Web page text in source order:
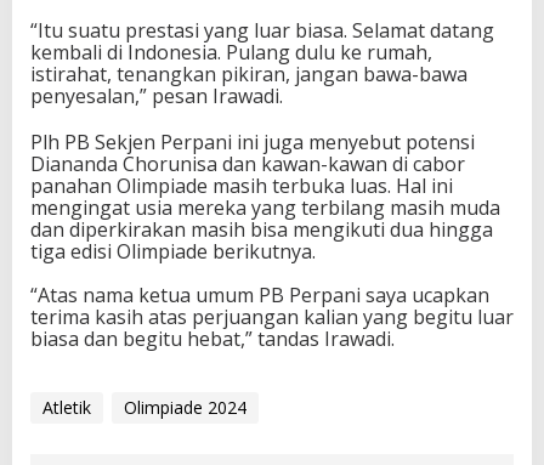
“Itu suatu prestasi yang luar biasa. Selamat datang
kembali di Indonesia. Pulang dulu ke rumah,
istirahat, tenangkan pikiran, jangan bawa-bawa
penyesalan,” pesan Irawadi.
Plh PB Sekjen Perpani ini juga menyebut potensi
Diananda Chorunisa dan kawan-kawan di cabor
panahan Olimpiade masih terbuka luas. Hal ini
mengingat usia mereka yang terbilang masih muda
dan diperkirakan masih bisa mengikuti dua hingga
tiga edisi Olimpiade berikutnya.
“Atas nama ketua umum PB Perpani saya ucapkan
terima kasih atas perjuangan kalian yang begitu luar
biasa dan begitu hebat,” tandas Irawadi.
Atletik Olimpiade 2024